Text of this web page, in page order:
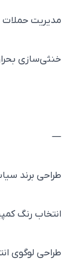
مدیریت حملات
خنثی‌سازی بحران
طراحی برند سیاسی
انتخاب رنگ کمپین
طراحی لوگوی